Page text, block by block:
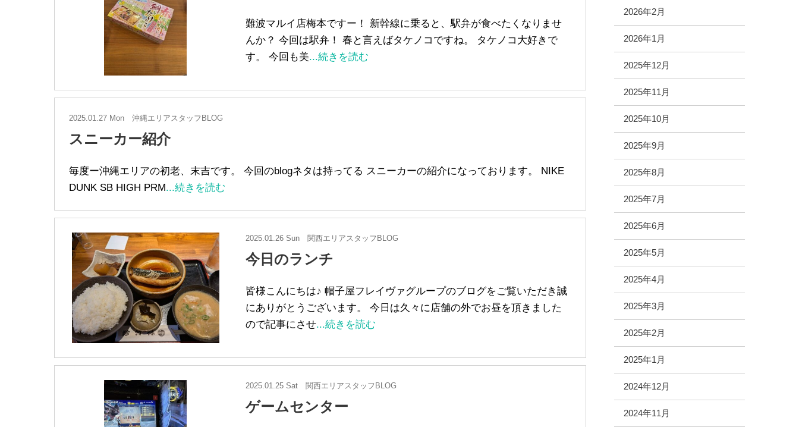
難波マルイ店梅本ですー！ 新幹線に乗ると、駅弁が食べたくなりませ
んか？ 今回は駅弁！ 春と言えばタケノコですね。 タケノコ大好きで
す。 今回も美...続きを読む
2025.01.27 Mon 沖縄エリアスタッフBLOG
スニーカー紹介
毎度ー沖縄エリアの初老、末吉です。 今回のblogネタは持ってる スニーカーの紹介になっております。 NIKE
DUNK SB HIGH PRM...続きを読む
2025.01.26 Sun 関西エリアスタッフBLOG
今日のランチ
皆様こんにちは♪ 帽子屋フレイヴァグループのブログをご覧いただき誠
にありがとうございます。 今日は久々に店舗の外でお昼を頂きました
ので記事にさせ...続きを読む
2025.01.25 Sat 関西エリアスタッフBLOG
ゲームセンター
2026年2月
2026年1月
2025年12月
2025年11月
2025年10月
2025年9月
2025年8月
2025年7月
2025年6月
2025年5月
2025年4月
2025年3月
2025年2月
2025年1月
2024年12月
2024年11月